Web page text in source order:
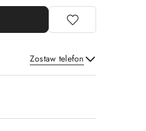
Zostaw telefon
Wyślij